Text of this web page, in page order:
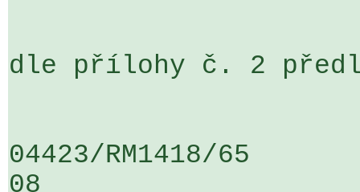
dle přílohy č. 2
04423/RM1418/
08